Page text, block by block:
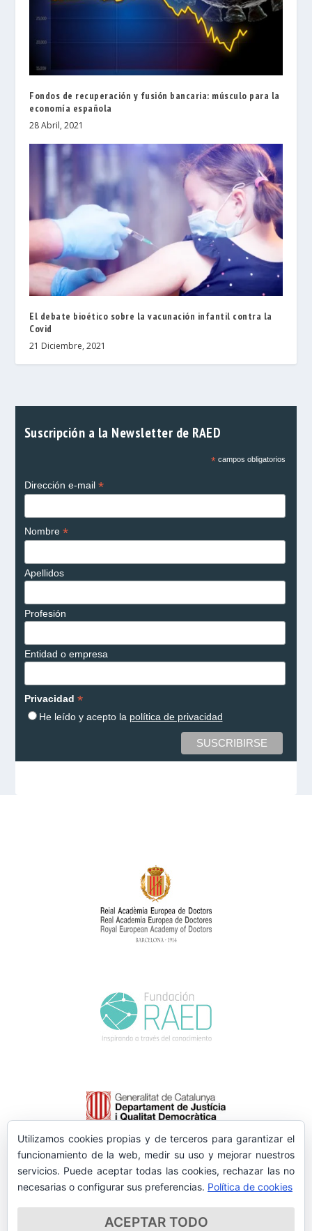
Fondos de recuperación y fusión bancaria: músculo para la
economía española
28 Abril, 2021
El debate bioético sobre la vacunación infantil contra la
Covid
21 Diciembre, 2021
Suscripción a la Newsletter de RAED
*campos obligatorios
Dirección e-mail *
Nombre *
Apellidos
Profesión
Entidad o empresa
Privacidad *
He leído y acepto la política de privacidad
Utilizamos cookies propias y de terceros para garantizar el
funcionamiento de la web, medir su uso y mejorar nuestros
servicios. Puede aceptar todas las cookies, rechazar las no
necesarias o configurar sus preferencias. Política de cookies
ACEPTAR TODO